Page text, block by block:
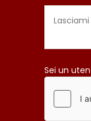
Sei un